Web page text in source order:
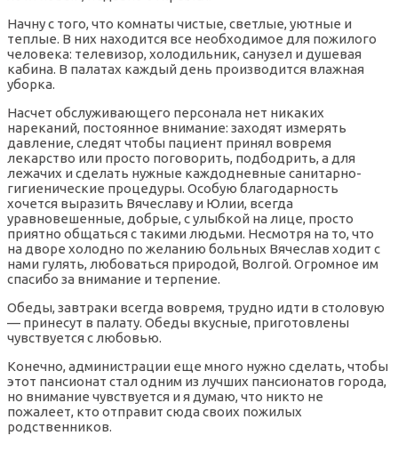
Начну с того, что комнаты чистые, светлые, уютные и
теплые. В них находится все необходимое для пожилого
человека: телевизор, холодильник, санузел и душевая
кабина. В палатах каждый день производится влажная
уборка.
Насчет обслуживающего персонала нет никаких
нареканий, постоянное внимание: заходят измерять
давление, следят чтобы пациент принял вовремя
лекарство или просто поговорить, подбодрить, а для
лежачих и сделать нужные каждодневные санитарно-
гигиенические процедуры. Особую благодарность
хочется выразить Вячеславу и Юлии, всегда
уравновешенные, добрые, с улыбкой на лице, просто
приятно общаться с такими людьми. Несмотря на то, что
на дворе холодно по желанию больных Вячеслав ходит с
нами гулять, любоваться природой, Волгой. Огромное им
спасибо за внимание и терпение.
Обеды, завтраки всегда вовремя, трудно идти в столовую
— принесут в палату. Обеды вкусные, приготовлены
чувствуется с любовью.
Конечно, администрации еще много нужно сделать, чтобы
этот пансионат стал одним из лучших пансионатов города,
но внимание чувствуется и я думаю, что никто не
пожалеет, кто отправит сюда своих пожилых
родственников.